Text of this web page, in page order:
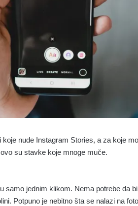
nude Instagram Stories, a za koje
su stavke koje mnoge muče.
samo jednim klikom. Nema potrebe da
Potpuno je nebitno šta se nalazi na